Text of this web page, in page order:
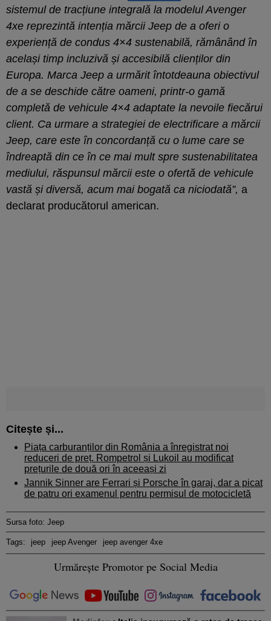
sistemul de tracțiune integrală la modelul Avenger
4xe reprezintă intenția mărcii Jeep de a oferi o
experiență de condus 4×4 sustenabilă, rămânând în
același timp incluzivă și accesibilă clienților din
Europa. Marca Jeep a urmărit întotdeauna obiectivul
de a se deschide către oameni, printr-o gamă
completă de vehicule 4×4 adaptate la nevoile fiecărui
client. Ca urmare a strategiei de electrificare a mărcii
Jeep, care este în concordanță cu o lume care se
îndreaptă din ce în ce mai mult spre sustenabilitatea
mediului, răspunsul mărcii este o ofertă de vehicule
vastă și diversă, acum mai bogată ca niciodată”, a
declarat producătorul american.
Citește și...
Piața carburanților din România a înregistrat noi
reduceri de preț. Rompetrol și Lukoil au modificat
prețurile de două ori în aceeași zi
Jannik Sinner are Ferrari și Porsche în garaj, dar a picat
de patru ori examenul pentru permisul de motocicletă
Sursa foto: Jeep
Tags: jeep jeep Avenger jeep avenger 4xe
Urmărește Promotor pe Social Media